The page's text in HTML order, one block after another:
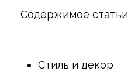
Содержимое статьи
Стиль и декор